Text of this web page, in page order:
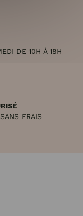
DE 10H À 18H
FRAIS